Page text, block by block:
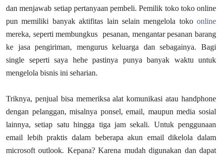
dan menjawab setiap pertanyaan pembeli. Pemilik toko toko online
pun memiliki banyak aktifitas lain selain mengelola toko online
mereka, seperti membungkus pesanan, mengantar pesanan barang
ke jasa pengiriman, mengurus keluarga dan sebagainya. Bagi
single seperti saya hehe pastinya punya banyak waktu untuk
mengelola bisnis ini seharian.
Triknya, penjual bisa memeriksa alat komunikasi atau handphone
dengan pelanggan, misalnya ponsel, email, maupun media sosial
lainnya, setiap satu hingga tiga jam sekali. Untuk penggunaan
email lebih praktis dalam beberapa akun email dikelola dalam
microsoft outlook. Kepana? Karena mudah digunakan dan dapat